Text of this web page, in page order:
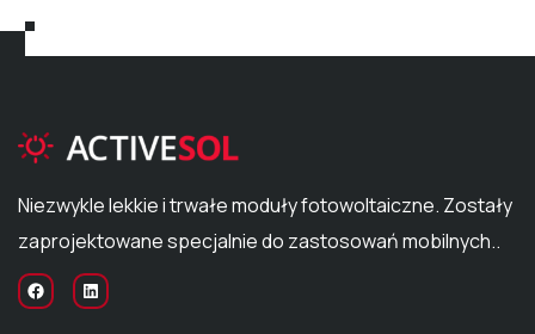
Niezwykle lekkie i trwałe moduły fotowoltaiczne. Zostały
zaprojektowane specjalnie do zastosowań mobilnych..